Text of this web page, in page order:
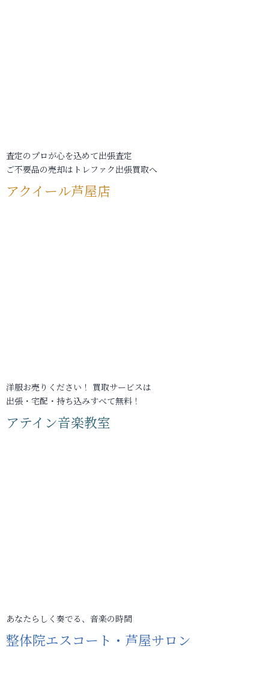
査定のプロが心を込めて出張査定
ご不要品の売却はトレファク出張買取へ
アクイール芦屋店
洋服お売りください！ 買取サービスは
出張・宅配・持ち込みすべて無料！
アテイン音楽教室
あなたらしく奏でる、音楽の時間
整体院エスコート・芦屋サロン